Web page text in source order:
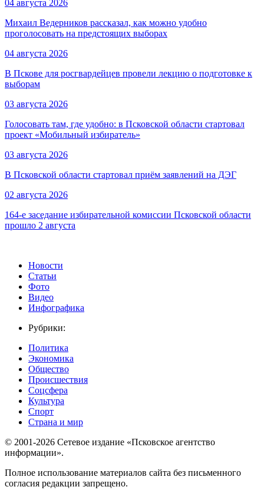
04 августа 2026
Михаил Ведерников рассказал, как можно удобно
проголосовать на предстоящих выборах
04 августа 2026
В Пскове для росгвардейцев провели лекцию о подготовке к
выборам
03 августа 2026
Голосовать там, где удобно: в Псковской области стартовал
проект «Мобильный избиратель»
03 августа 2026
В Псковской области стартовал приём заявлений на ДЭГ
02 августа 2026
164-е заседание избирательной комиссии Псковской области
прошло 2 августа
Новости
Статьи
Фото
Видео
Инфографика
Рубрики:
Политика
Экономика
Общество
Происшествия
Соцсфера
Культура
Спорт
Страна и мир
© 2001-2026 Сетевое издание «Псковское агентство
информации».
Полное использование материалов сайта без письменного
согласия редакции запрещено.